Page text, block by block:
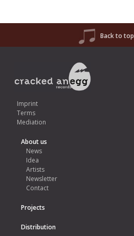
Back to top
Imprint
Terms
Mediation
About us
News
Idea
Artists
Newsletter
Contact
Projects
Distribution